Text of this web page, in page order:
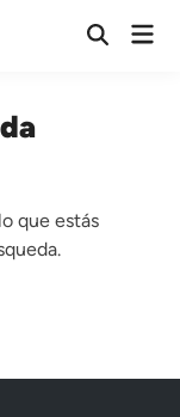
Abrir
que estás